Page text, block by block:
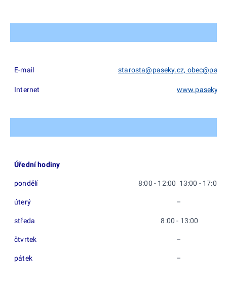
E-mail starosta@paseky.cz,
Internet www.paseky.cz
Úřední hodiny
pondělí 8:00 - 12:00 13:00 - 17:00
úterý –
středa 8:00 - 13:00
čtvrtek –
pátek –